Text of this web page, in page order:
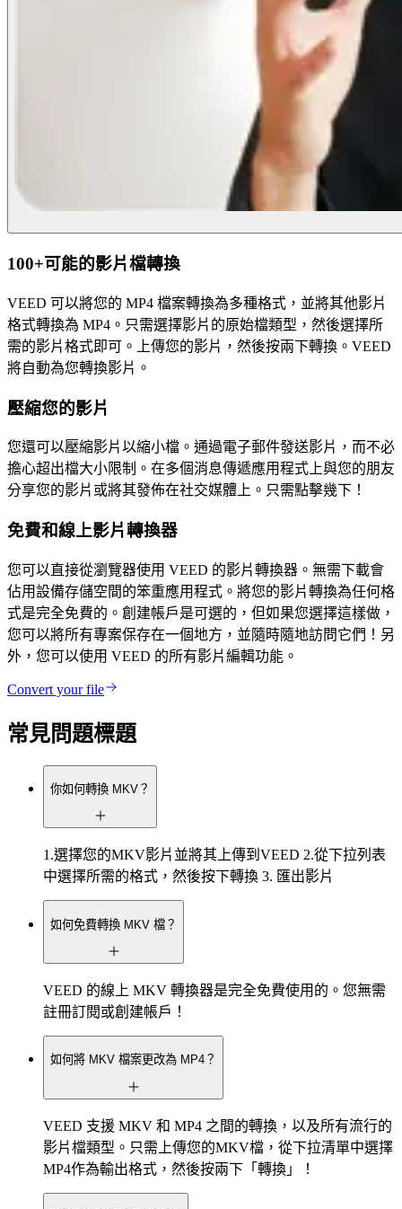
100+可能的影片檔轉換
VEED 可以將您的 MP4 檔案轉換為多種格式，並將其他影片
格式轉換為 MP4。只需選擇影片的原始檔類型，然後選擇所
需的影片格式即可。上傳您的影片，然後按兩下轉換。VEED
將自動為您轉換影片。
壓縮您的影片
您還可以壓縮影片以縮小檔。通過電子郵件發送影片，而不必
擔心超出檔大小限制。在多個消息傳遞應用程式上與您的朋友
分享您的影片或將其發佈在社交媒體上。只需點擊幾下！
免費和線上影片轉換器
您可以直接從瀏覽器使用 VEED 的影片轉換器。無需下載會
佔用設備存儲空間的笨重應用程式。將您的影片轉換為任何格
式是完全免費的。創建帳戶是可選的，但如果您選擇這樣做，
您可以將所有專案保存在一個地方，並隨時隨地訪問它們！另
外，您可以使用 VEED 的所有影片編輯功能。
Convert your file
常見問題標題
你如何轉換 MKV？
1.選擇您的MKV影片並將其上傳到VEED 2.從下拉列表
中選擇所需的格式，然後按下轉換 3. 匯出影片
如何免費轉換 MKV 檔？
VEED 的線上 MKV 轉換器是完全免費使用的。您無需
註冊訂閱或創建帳戶！
如何將 MKV 檔案更改為 MP4？
VEED 支援 MKV 和 MP4 之間的轉換，以及所有流行的
影片檔類型。只需上傳您的MKV檔，從下拉清單中選擇
MP4作為輸出格式，然後按兩下「轉換」！